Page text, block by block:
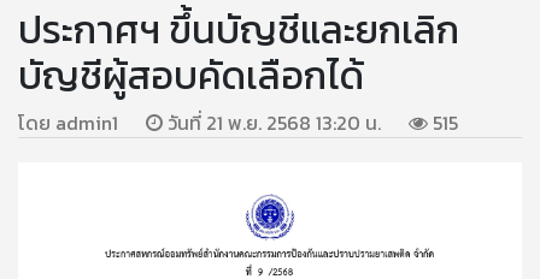
ประกาศฯ ขึ้นบัญชีและยกเลิก
บัญชีผู้สอบคัดเลือกได้
โดย admin1 วันที่ 21 พ.ย. 2568 13:20 น. 515